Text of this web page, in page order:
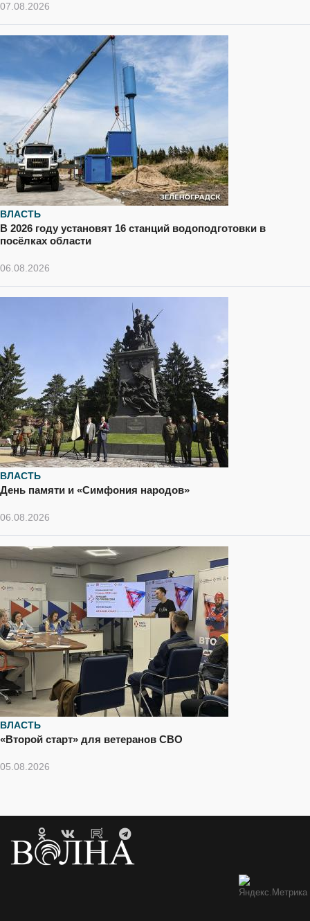
07.08.2026
ВЛАСТЬ
В 2026 году установят 16 станций водоподготовки в
посёлках области
06.08.2026
ВЛАСТЬ
День памяти и «Симфония народов»
06.08.2026
ВЛАСТЬ
«Второй старт» для ветеранов СВО
05.08.2026